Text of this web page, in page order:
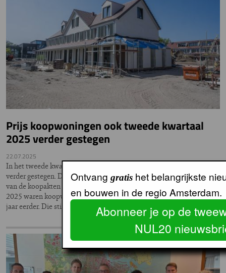
Prijs koopwoningen ook tweede kwartaal
2025 verder gestegen
22.07.2025
In het tweede kwartaal van 2025 zijn de prijzen van koopwoningen
verder gestegen. Dat concluderen het CBS en het kadaster op basis
van de koopakten die bij het Kadaster worden geregistreerd. In juni
2025 waren koopwoningen gemiddeld 9,7 procent duurder dan een
jaar eerder. Die stijging is iets…
Ontvang gratishet belangrijkste
en bouwen in de regio Amsterdam.
Abonneer je op de
NUL20